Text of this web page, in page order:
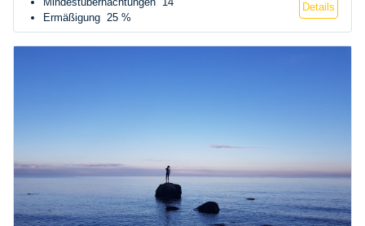
Ermäßigung 25 %
Details